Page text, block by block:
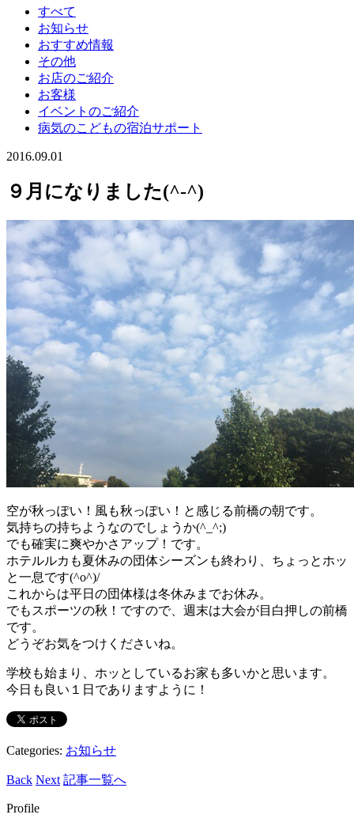
すべて
お知らせ
おすすめ情報
その他
お店のご紹介
お客様
イベントのご紹介
病気のこどもの宿泊サポート
2016.09.01
９月になりました(^-^)
空が秋っぽい！風も秋っぽい！と感じる前橋の朝です。
気持ちの持ちようなのでしょうか(^_^;)
でも確実に爽やかさアップ！です。
ホテルルカも夏休みの団体シーズンも終わり、ちょっとホッ
と一息です(^o^)/
これからは平日の団体様は冬休みまでお休み。
でもスポーツの秋！ですので、週末は大会が目白押しの前橋
です。
どうぞお気をつけくださいね。
学校も始まり、ホッとしているお家も多いかと思います。
今日も良い１日でありますように！
Categories: お知らせ
Back Next 記事一覧へ
Profile